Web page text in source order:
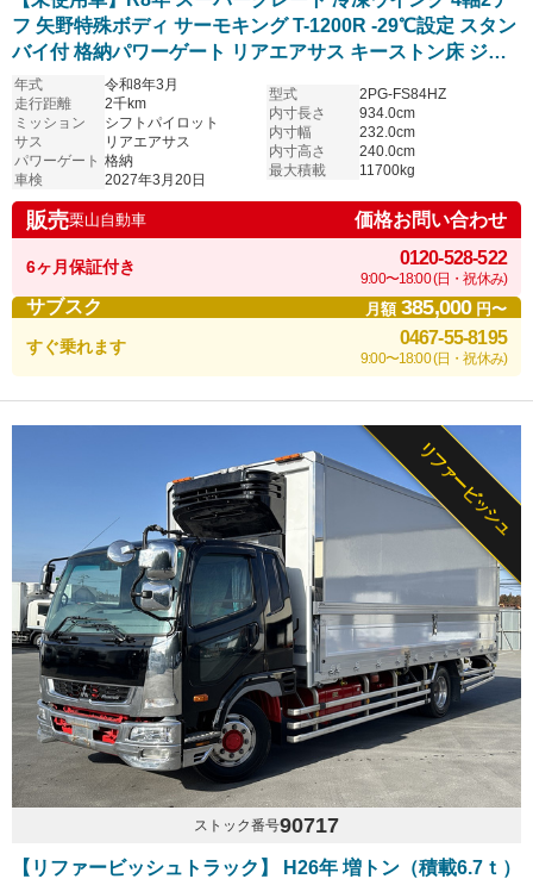
フ 矢野特殊ボディ サーモキング T-1200R -29℃設定 スタン
バイ付 格納パワーゲート リアエアサス キーストン床 ジョ
ルダー/ジョロダー4列 シフトパイロット 車検付
年式
令和8年3月
走行距離
2千km
ミッション
シフトパイロット
サス
リアエアサス
パワーゲート 格納
車検
2027年3月20日
型式
2PG-FS84HZ
内寸長さ
934.0cm
内寸幅
232.0cm
内寸高さ
240.0cm
最大積載
11700kg
販売栗山自動車 価格お問い合わせ
6ヶ月保証付き 0120-528-522
9:00〜18:00 (日・祝休み)
サブスク 月額385,000円〜
すぐ乗れます 0467-55-8195
9:00〜18:00 (日・祝休み)
リファービッシュ
ストック番号90717
【リファービッシュトラック】 H26年 増トン（積載6.7ｔ）